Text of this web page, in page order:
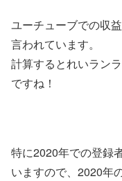
ユーチューブでの収
言われています。
計算するとれいラン
ですね！
特に2020年での登録
いますので、2020年